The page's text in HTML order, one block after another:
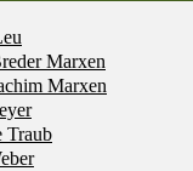
Marxen
Marxen
Traub